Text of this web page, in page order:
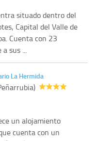
situado dentro del
Capital del Valle de
Cuenta con 23
sus ...
La Hermida
un alojamiento
cuenta con un